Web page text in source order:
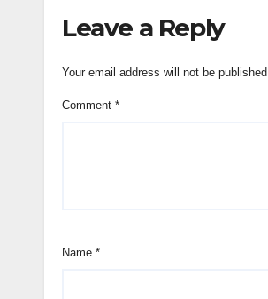
Leave a Reply
Your email address will not be published.
Comment *
Name *